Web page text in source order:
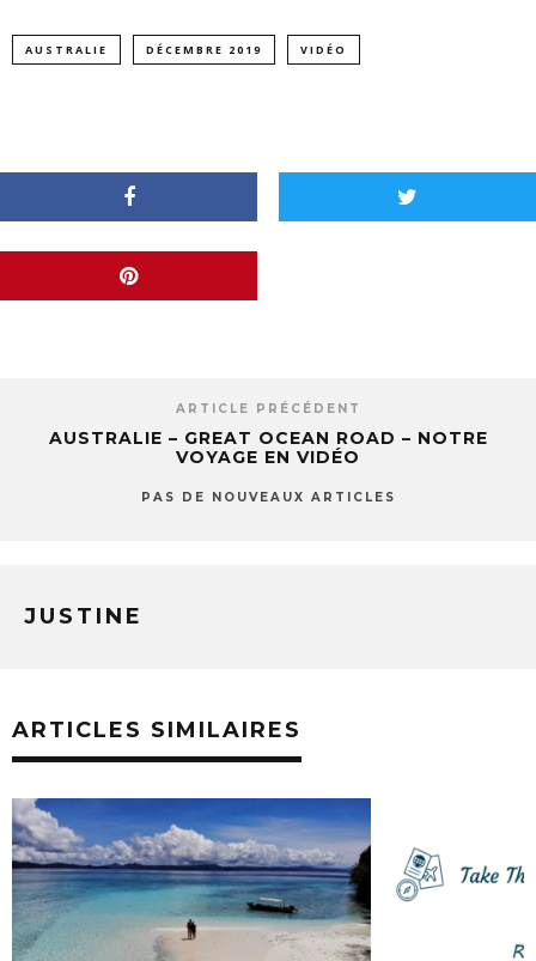
AUSTRALIE DÉCEMBRE 2019 VIDÉO
ARTICLE PRÉCÉDENT
AUSTRALIE – GREAT OCEAN ROAD – NOTRE
VOYAGE EN VIDÉO
PAS DE NOUVEAUX ARTICLES
JUSTINE
ARTICLES SIMILAIRES